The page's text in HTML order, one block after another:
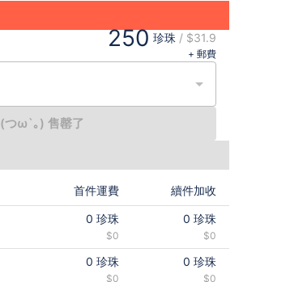
250 珍珠 / $31.9
+ 郵費
(つω`｡) 售罄了
首件運費 續件加收
0 珍珠
$0
0 珍珠
$0
0 珍珠
$0
0 珍珠
$0